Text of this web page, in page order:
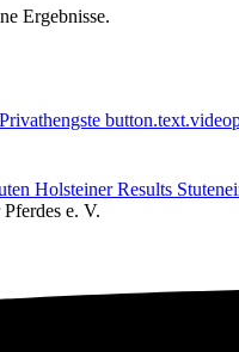
Ergebnisse.
Privathengste
Holsteiner Results
e. V.